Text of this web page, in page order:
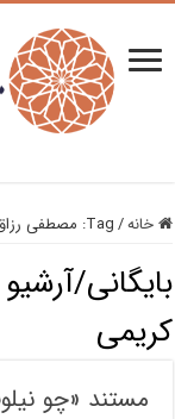
خانه/
Tag: مصطفی
بایگانی/
کریمی
مستند «چو